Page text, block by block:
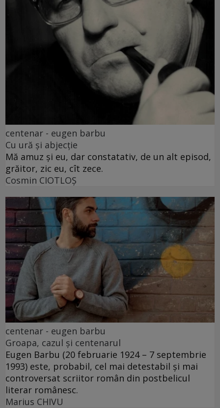
centenar - eugen barbu
Cu ură și abjecție
Mă amuz și eu, dar constatativ, de un alt episod,
grăitor, zic eu, cît zece.
Cosmin CIOTLOŞ
centenar - eugen barbu
Groapa, cazul și centenarul
Eugen Barbu (20 februarie 1924 – 7 septembrie
1993) este, probabil, cel mai detestabil și mai
controversat scriitor român din postbelicul
literar românesc.
Marius CHIVU